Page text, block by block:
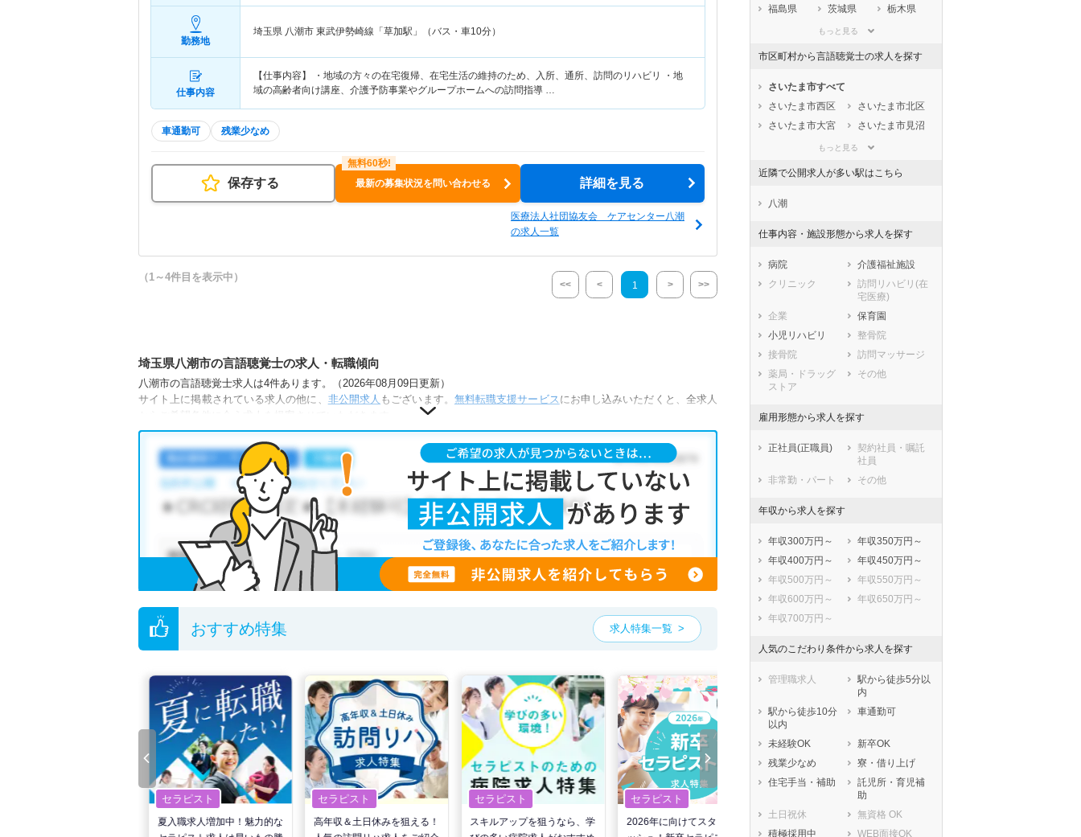
勤務地
埼玉県 八潮市 東武伊勢崎線「草加駅」（バス・車10分）
仕事内容
【仕事内容】 ・地域の方々の在宅復帰、在宅生活の維持のため、入所、通所、訪問のリハビリ ・地
域の高齢者向け講座、介護予防事業やグループホームへの訪問指導 …
車通勤可 残業少なめ
保存する 最新の募集状況を問い合わせる 詳細を見る
医療法人社団協友会 ケアセンター八潮
の求人一覧
（1～4件目を表示中）
<< < 1 > >>
埼玉県八潮市の言語聴覚士の求人・転職傾向
八潮市の言語聴覚士求人は4件あります。（2026年08月09日更新）
サイト上に掲載されている求人の他に、 非公開求人 もございます。 無料転職支援サービス にお申し込みいただくと、全求人
八潮市の言語聴覚士求人では以下のような条件が人気です。
積極採用中・新卒OK ・ 残業少なめ・正社員(正職員)・病院・介護福祉施設・小児リハビリ・保育園
他の条件でも人気の求人がございますので、「こだわり条件」から検索いただくか、お気軽にお問い合わせください。
全国の言語聴覚士求人から検索いただくことも可能です。
無料転職支援サービスにお申し込みいただくと、ご希望条件をヒアリングした上で求人をご提案いたします。
ご希望条件がまだ定まっていない方は
人気の希望条件をピックアップした求人特集をぜひご活用ください。
転職支援の他、情報収集や募集状況の確認も、お気軽にご相談ください。
おすすめ特集 求人特集一覧
セラピスト
夏入職求人増加中！魅力的な
セラピスト
高年収＆土日休みを狙える！
セラピスト
スキルアップを狙うなら、学
セラピスト
2026年に向けてスタートダ
世の中の需要の高まりととも
福島県
茨城県
栃木県
埼玉県
石川県
福井県
静岡県
愛知県
三重県
滋賀県
京都府
大阪府
奈良県
香川県
熊本県
大分県
宮崎県
鹿児島県
沖縄県
もっと見る
市区町村から言語聴覚士の求人を探す
さいたま市すべて
さいたま市西区
さいたま市北区
さいたま市大宮
さいたま市見沼
区
区
区
行田市
秩父市
所沢市
飯能市
加須市
本庄市
東松山市
春日部市
狭山市
羽生市
蕨市
戸田市
朝霞市
志木市
和光市
新座市
八潮市
富士見市
三郷市
蓮田市
坂戸市
幸手市
鶴ヶ島市
日高市
吉川市
入間郡越生町
比企郡滑川町
比企郡小川町
比企郡川島町
比企郡吉見町
比企郡鳩山町
比企郡ときがわ
町
秩父郡横瀬町
秩父郡皆野町
秩父郡長瀞町
秩父郡小鹿野町
秩父郡東秩父村
児玉郡美里町
児玉郡神川町
児玉郡上里町
もっと見る
近隣で公開求人が多い駅はこちら
八潮
仕事内容・施設形態から求人を探す
病院
介護福祉施設
クリニック
訪問リハビリ(在
宅医療)
企業
保育園
小児リハビリ
整骨院
接骨院
訪問マッサージ
薬局・ドラッグ
ストア
その他
雇用形態から求人を探す
正社員(正職員)
契約社員・嘱託
社員
非常勤・パート
その他
年収から求人を探す
年収300万円～
年収350万円～
年収400万円～
年収450万円～
年収500万円～
年収550万円～
年収600万円～
年収650万円～
年収700万円～
人気のこだわり条件から求人を探す
管理職求人
駅から徒歩5分以
内
駅から徒歩10分
以内
車通勤可
未経験OK
新卒OK
残業少なめ
寮・借り上げ
住宅手当・補助
託児所・育児補
助
土日祝休
無資格 OK
積極採用中
WEB面接OK